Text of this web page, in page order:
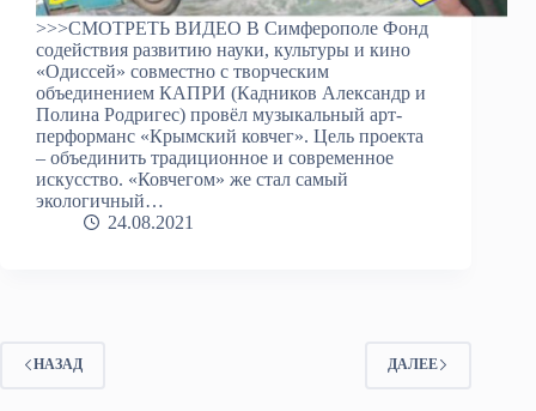
>>>СМОТРЕТЬ ВИДЕО В Симферополе Фонд
содействия развитию науки, культуры и кино
«Одиссей» совместно с творческим
объединением КАПРИ (Кадников Александр и
Полина Родригес) провёл музыкальный арт-
перформанс «Крымский ковчег». Цель проекта
– объединить традиционное и современное
искусство. «Ковчегом» же стал самый
экологичный…
24.08.2021
НАЗАД ДАЛЕЕ